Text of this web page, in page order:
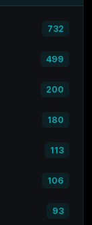
732
499
200
180
113
106
93